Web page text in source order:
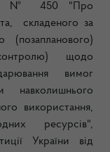
№ 450 "Про
складеного за
(позапланового)
щодо
вимог
навколишнього
використання,
ресурсів",
України від